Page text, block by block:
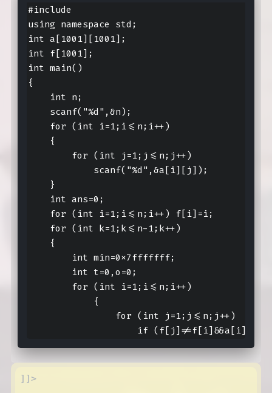
#include
using namespace std;
int a[1001][1001];
int f[1001];
int main()
{
    int n;
    scanf("%d",&n);
    for (int i=1;i<=n;i++)
    {
        for (int j=1;j<=n;j++)
            scanf("%d",&a[i][j]);
    }
    int ans=0;
    for (int i=1;i<=n;i++) f[i]=i;
    for (int k=1;k<=n-1;k++)
    {
        int min=0x7fffffff;
        int t=0,o=0;
        for (int i=1;i<=n;i++)
            {
                for (int j=1;j<=n;j++)
                    if (f[j]!=f[i]&&a[i][j]
]]>